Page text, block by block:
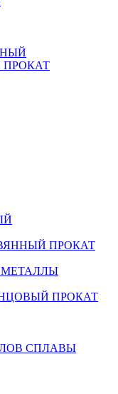
ПРОКАТ
МЕТАЛЛЫ
ПРОКАТ
СПЛАВЫ